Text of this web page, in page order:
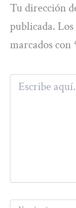
Tu dirección
publicada.
marcados con
Escribe
aquí...
Nombre*